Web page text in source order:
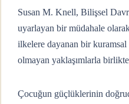
Susan M. Knell, Bilişsel
uyarlayan bir müdahale
ilkelere dayanan bir
olmayan yaklaşımlarla
Çocuğun güçlüklerinin